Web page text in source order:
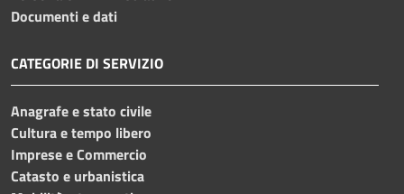
Documenti e dati
CATEGORIE DI SERVIZIO
Anagrafe e stato civile
Cultura e tempo libero
Imprese e Commercio
Catasto e urbanistica